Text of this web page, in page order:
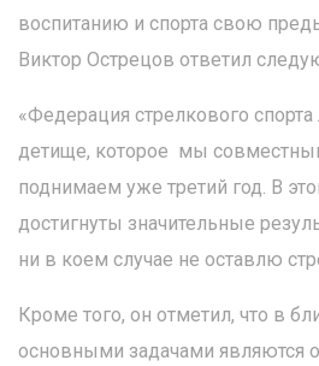
воспитанию и спорта свою
Виктор Острецов ответил
«Федерация стрелкового
детище, которое мы
поднимаем уже третий год. В
достигнуты значительные
ни в коем случае не оставлю
Кроме того, он отметил, что в
основными задачами являются